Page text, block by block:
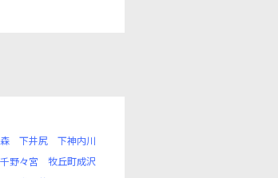
下井尻
下神内川
野々宮
牧丘町成沢